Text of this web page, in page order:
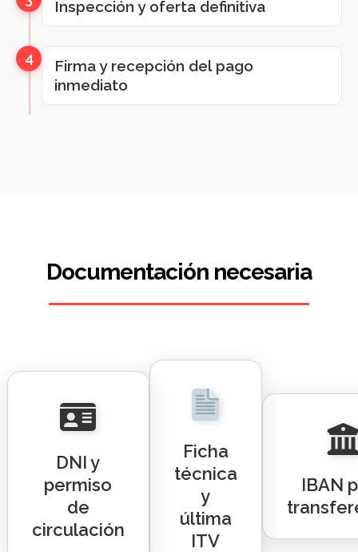
Inspección y oferta definitiva
4
Firma y recepción del pago
inmediato
Documentación necesaria
DNI y
permiso
de
circulación
Ficha
técnica
y
última
ITV
IBAN